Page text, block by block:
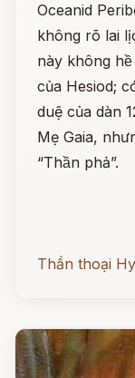
Oceanid
không rõ lai
này không
của Hesiod;
duệ của dàn
Mẹ Gaia,
“Thần phả”.
Thần thoại